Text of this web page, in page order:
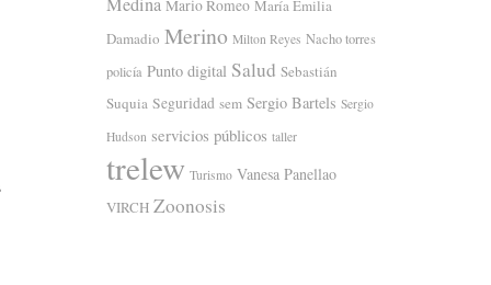
Mario Romeo María Emilia
Damadio Merino Milton Reyes Nacho torres
policía Punto digital Salud Sebastián
Suquia Seguridad sem Sergio Bartels Sergio
Hudson servicios públicos taller
trelew Turismo Vanesa Panellao
VIRCH Zoonosis